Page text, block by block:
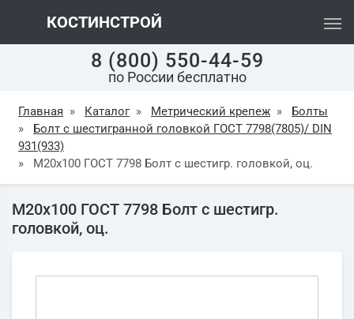
КОСТИНСТРОЙ
8 (800) 550-44-59
по России бесплатно
Главная » Каталог » Метрический крепеж »
Болты
»
Болт с шестигранной головкой ГОСТ 7798(7805)/ DIN
931(933)
»
М20х100 ГОСТ 7798 Болт с шестигр. головкой, оц.
М20х100 ГОСТ 7798 Болт с шестигр.
головкой, оц.